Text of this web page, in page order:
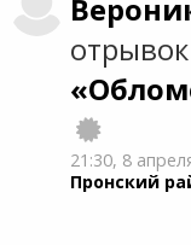
21:30, 8
Пронский